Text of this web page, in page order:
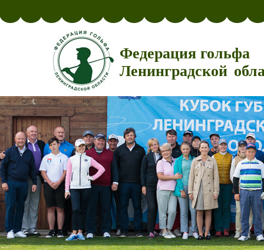
Федерация гольфа
Ленинградской